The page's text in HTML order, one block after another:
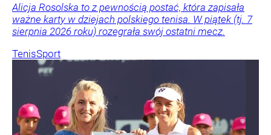
Alicja Rosolska to z pewnością postać, która zapisała
ważne karty w dziejach polskiego tenisa. W piątek (tj. 7
sierpnia 2026 roku) rozegrała swój ostatni mecz.
TenisSport